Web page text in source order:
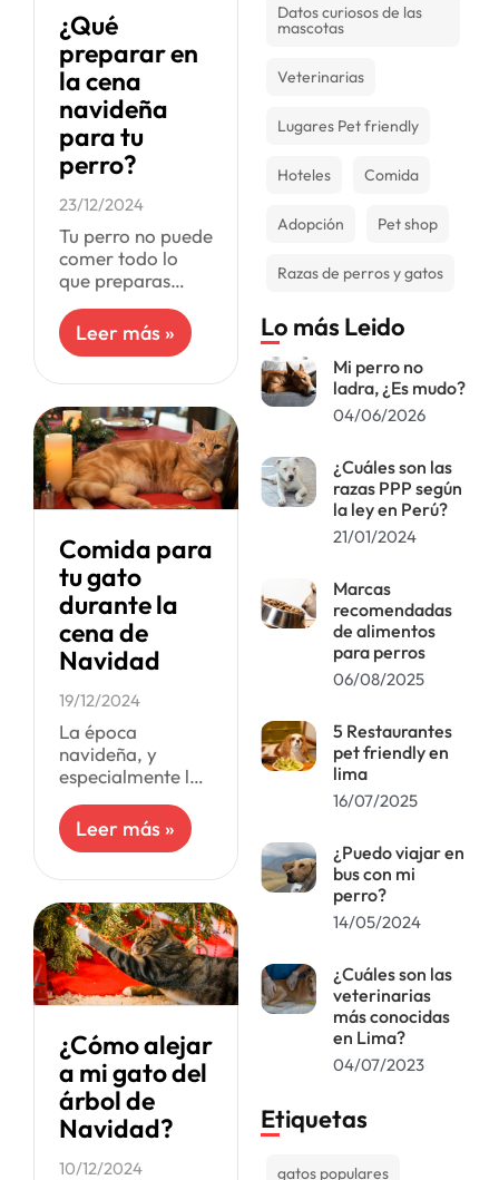
¿Qué
preparar en
la cena
navideña
para tu
perro?
23/12/2024
Tu perro no puede
comer todo lo
que preparas
navideña, ya que
no tolera gran
ingredientes; por
lo menos,
Leer más »
Comida para
tu gato
durante la
cena de
Navidad
19/12/2024
La época
navideña, y
especialmente la
Nochebuena, es
un momento muy
compartir comida
con toda la
familia,
incluyendo a tu
gato.
Leer más »
¿Cómo alejar
a mi gato del
árbol de
Navidad?
10/12/2024
Datos curiosos de las
mascotas
Veterinarias
Lugares Pet friendly
Hoteles Comida
Adopción Pet shop
Razas de perros y gatos
Lo más Leido
Mi perro no
ladra, ¿Es mudo?
04/06/2026
¿Cuáles son las
razas PPP según
la ley en Perú?
21/01/2024
Marcas
recomendadas
de alimentos
para perros
06/08/2025
5 Restaurantes
pet friendly en
lima
16/07/2025
¿Puedo viajar en
bus con mi
perro?
14/05/2024
¿Cuáles son las
veterinarias
más conocidas
en Lima?
04/07/2023
Etiquetas
gatos populares